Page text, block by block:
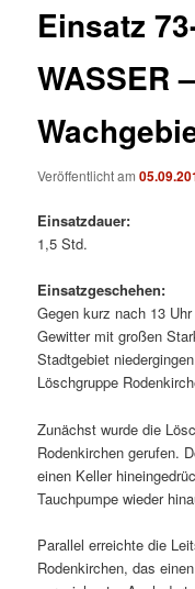
Einsatz
WASSER
Veröffentlicht am
Einsatzdauer:
1,5 Std.
Einsatzgeschehen:
Gegen kurz nach 13
Gewitter mit großen
Stadtgebiet
Löschgruppe
Zunächst wurde die
Rodenkirchen gerufen.
einen Keller
Tauchpumpe wieder
Parallel erreichte die
Rodenkirchen, das